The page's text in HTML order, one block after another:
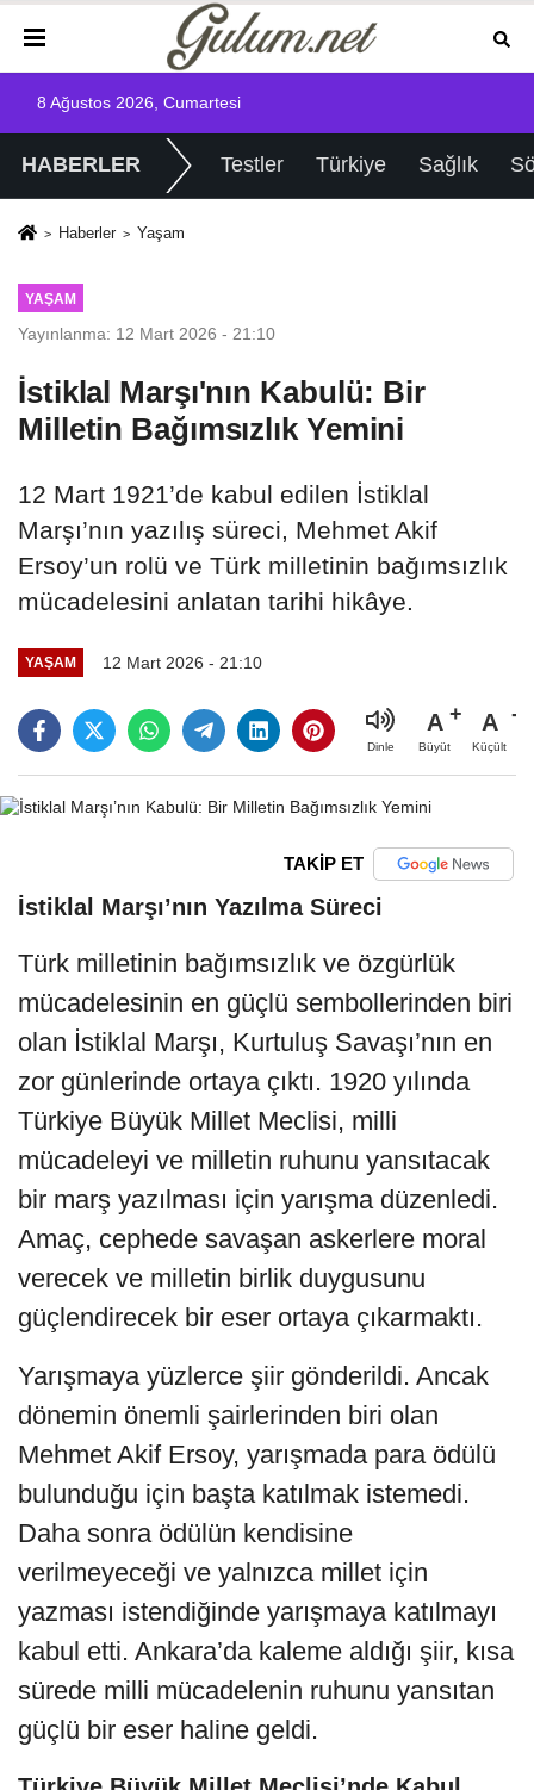
8 Ağustos 2026, Cumartesi
HABERLER Testler Türkiye Sağlık
Haberler Yaşam
YAŞAM
Yayınlanma: 12 Mart 2026 - 21:10
İstiklal Marşı'nın Kabulü: Bir
Milletin Bağımsızlık Yemini
12 Mart 1921’de kabul edilen İstiklal
Marşı’nın yazılış süreci, Mehmet Akif
Ersoy’un rolü ve Türk milletinin bağımsızlık
mücadelesini anlatan tarihi hikâye.
YAŞAM 12 Mart 2026 - 21:10
Dinle
A
Büyüt
A
Küçült
TAKİP ET
İstiklal Marşı’nın Yazılma Süreci
Türk milletinin bağımsızlık ve özgürlük
mücadelesinin en güçlü sembollerinden biri
olan İstiklal Marşı, Kurtuluş Savaşı’nın en
zor günlerinde ortaya çıktı. 1920 yılında
Türkiye Büyük Millet Meclisi, milli
mücadeleyi ve milletin ruhunu yansıtacak
bir marş yazılması için yarışma düzenledi.
Amaç, cephede savaşan askerlere moral
verecek ve milletin birlik duygusunu
güçlendirecek bir eser ortaya çıkarmaktı.
Yarışmaya yüzlerce şiir gönderildi. Ancak
dönemin önemli şairlerinden biri olan
Mehmet Akif Ersoy, yarışmada para ödülü
bulunduğu için başta katılmak istemedi.
Daha sonra ödülün kendisine
verilmeyeceği ve yalnızca millet için
yazması istendiğinde yarışmaya katılmayı
kabul etti. Ankara’da kaleme aldığı şiir, kısa
sürede milli mücadelenin ruhunu yansıtan
güçlü bir eser haline geldi.